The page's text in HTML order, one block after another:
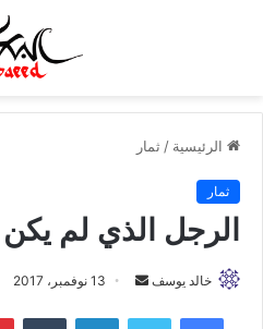
الرئيسية / ثمار
ثمار
الرجل الذي لم
خالد يوسف 13 نوفمبر، 2017
لينكدإن